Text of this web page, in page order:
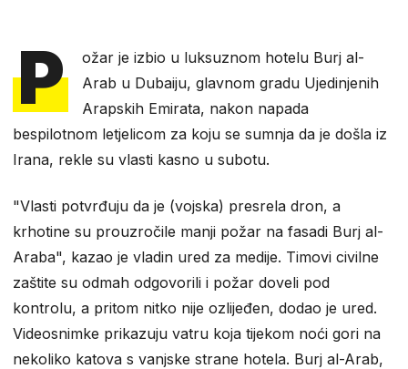
P
ožar je izbio u luksuznom hotelu Burj al-
Arab u Dubaiju, glavnom gradu Ujedinjenih
Arapskih Emirata, nakon napada
bespilotnom letjelicom za koju se sumnja da je došla iz
Irana, rekle su vlasti kasno u subotu.
"Vlasti potvrđuju da je (vojska) presrela dron, a
krhotine su prouzročile manji požar na fasadi Burj al-
Araba", kazao je vladin ured za medije. Timovi civilne
zaštite su odmah odgovorili i požar doveli pod
kontrolu, a pritom nitko nije ozlijeđen, dodao je ured.
Videosnimke prikazuju vatru koja tijekom noći gori na
nekoliko katova s vanjske strane hotela. Burj al-Arab,